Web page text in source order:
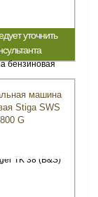
уточнить
машина
Stiga SWS
800 G